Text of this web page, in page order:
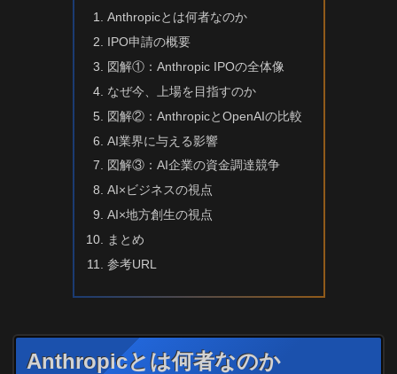
Anthropicとは何者なのか
IPO申請の概要
図解①：Anthropic IPOの全体像
なぜ今、上場を目指すのか
図解②：AnthropicとOpenAIの比較
AI業界に与える影響
図解③：AI企業の資金調達競争
AI×ビジネスの視点
AI×地方創生の視点
まとめ
参考URL
Anthropicとは何者なのか